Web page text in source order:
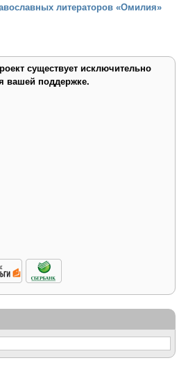
литераторов «Омилия»
существует исключительно
вашей поддержке.